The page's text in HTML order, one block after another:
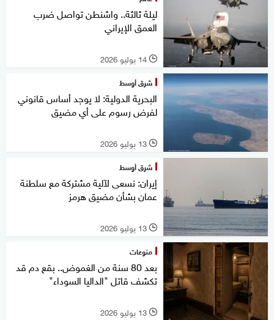
ليلة ثالثة.. واشنطن تواصل ضرب
العمق الإيراني
l 14 يوليو 2026
شرق أوسط
البحرية الدولية: لا يوجد أساس قانوني
لفرض رسوم على أي مضيق
l 13 يوليو 2026
شرق أوسط
إيران: نسعى لآلية مشتركة مع سلطنة
عمان بشأن مضيق هرمز
l 13 يوليو 2026
منوعات
بعد 80 سنة من الغموض.. بقع دم قد
تكشف قاتل "الداليا السوداء"
l 13 يوليو 2026